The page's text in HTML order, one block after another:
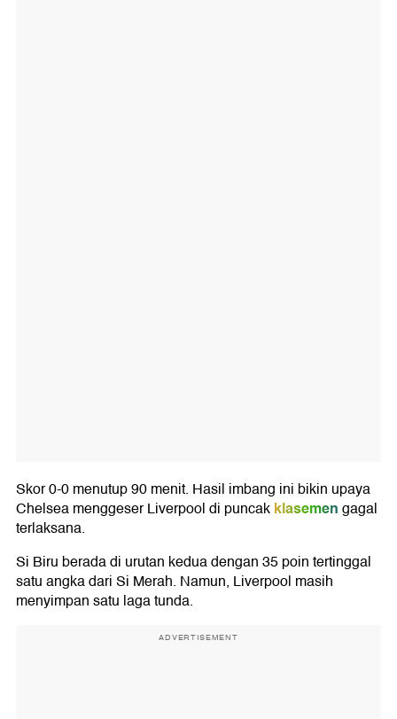
Skor 0-0 menutup 90 menit. Hasil imbang ini bikin upaya
Chelsea menggeser Liverpool di puncakklasemengagal
terlaksana.
Si Biru berada di urutan kedua dengan 35 poin tertinggal
satu angka dari Si Merah. Namun, Liverpool masih
menyimpan satu laga tunda.
ADVERTISEMENT